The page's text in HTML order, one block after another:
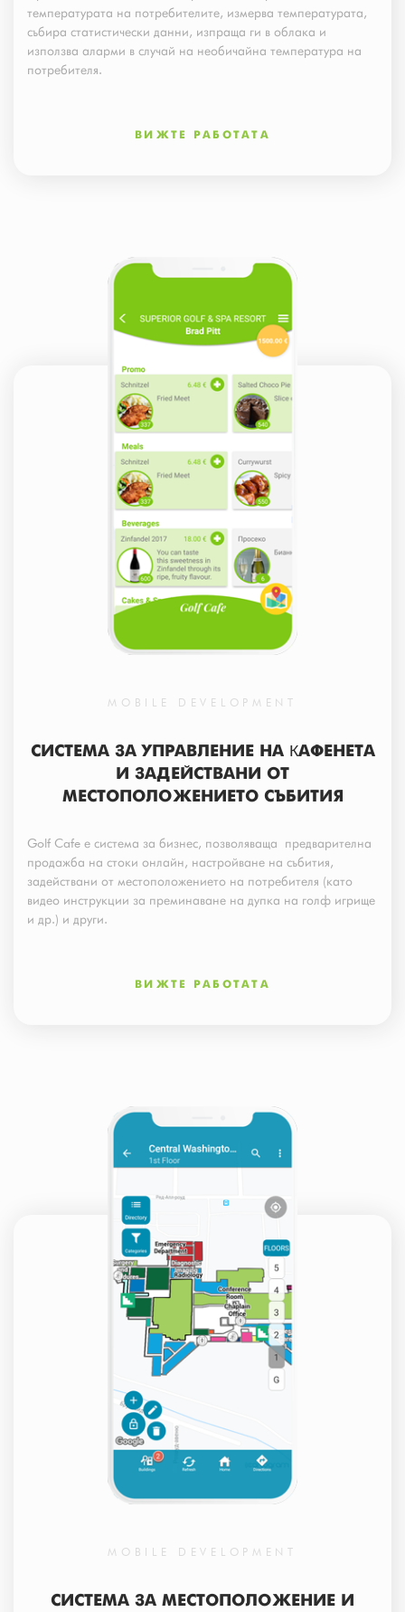
температурата на потребителите, измерва температурата,
събира статистически данни, изпраща ги в облака и
използва аларми в случай на необичайна температура на
потребителя.
ВИЖТЕ РАБОТАТА
MOBILE DEVELOPMENT
СИСТЕМА ЗА УПРАВЛЕНИЕ НА КАФЕНЕТА
И ЗАДЕЙСТВАНИ ОТ
МЕСТОПОЛОЖЕНИЕТО СЪБИТИЯ
Golf Cafe е система за бизнес, позволяваща предварителна
продажба на стоки онлайн, настройване на събития,
задействани от местоположението на потребителя (като
видео инструкции за преминаване на дупка на голф игрище
и др.) и други.
ВИЖТЕ РАБОТАТА
MOBILE DEVELOPMENT
СИСТЕМА ЗА МЕСТОПОЛОЖЕНИЕ И